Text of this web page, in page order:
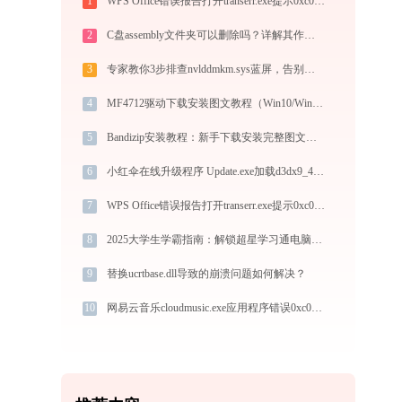
2 C盘assembly文件夹可以删除吗？详解其作用与风险
3 专家教你3步排查nvlddmkm.sys蓝屏，告别显卡驱动崩溃
4 MF4712驱动下载安装图文教程（Win10/Win11）
5 Bandizip安装教程：新手下载安装完整图文指南
6 小红伞在线升级程序 Update.exe加载d3dx9_43.dll文件丢失处理办法
7 WPS Office错误报告打开transerr.exe提示0xc000000d错误码怎么办
8 2025大学生学霸指南：解锁超星学习通电脑版“开挂”级生产力
9 替换ucrtbase.dll导致的崩溃问题如何解决？
10 网易云音乐cloudmusic.exe应用程序错误0xc000007b解决方法